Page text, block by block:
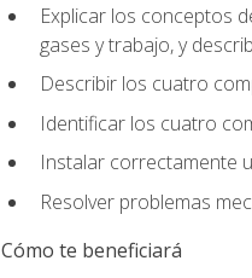
Explicar los conceptos
gases y trabajo, y
Describir los cuatro
Identificar los cuatro
Instalar correctamente
Resolver problemas
Cómo te beneficiará